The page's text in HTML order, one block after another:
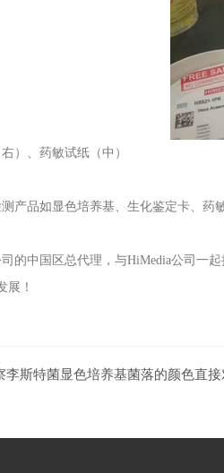
）、药敏试纸（中）
产品如显色培养基、生化鉴定卡、药
的中国区总代理，与HiMedia公司一
展！
李斯特菌显色培养基菌落的颜色直